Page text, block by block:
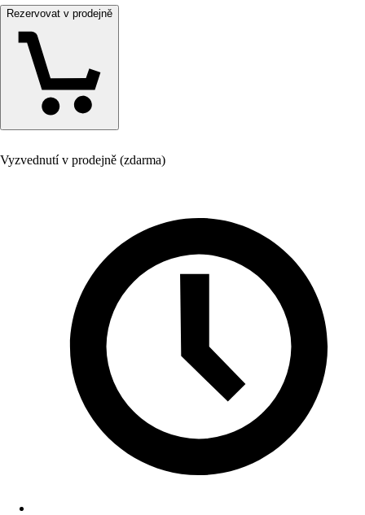
Rezervovat v prodejně
Vyzvednutí v prodejně (zdarma)